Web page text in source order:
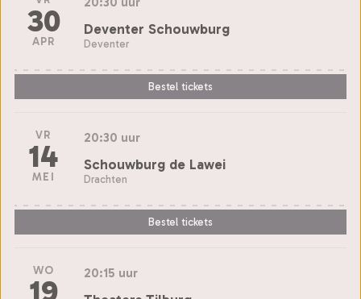
30
APR
Deventer Schouwburg
Deventer
Bestel tickets
VR
14
MEI
20:30 uur
Schouwburg de Lawei
Drachten
Bestel tickets
WO 20:15 uur